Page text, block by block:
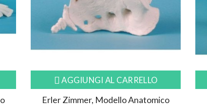
AGGIUNGI AL CARRELLO
Erler Zimmer, Modello Anatomico